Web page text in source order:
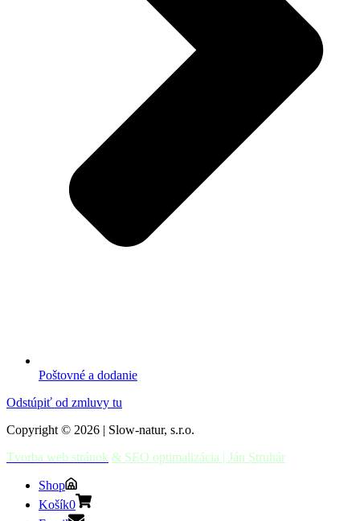
Poštovné a dodanie
Odstúpiť od zmluvy tu
Copyright © 2026 | Slow-natur, s.r.o.
Tvorba web stránok & SEO optimalizácia | Ján Struhár
Shop
Košík0